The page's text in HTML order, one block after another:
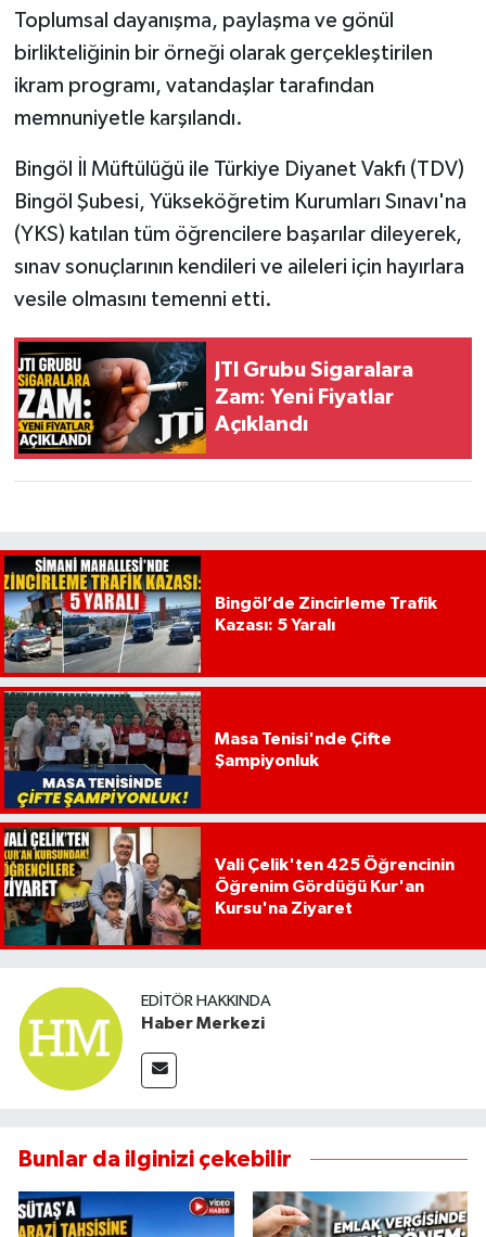
Toplumsal dayanışma, paylaşma ve gönül
birlikteliğinin bir örneği olarak gerçekleştirilen
ikram programı, vatandaşlar tarafından
memnuniyetle karşılandı.
Bingöl İl Müftülüğü ile Türkiye Diyanet Vakfı (TDV)
Bingöl Şubesi, Yükseköğretim Kurumları Sınavı'na
(YKS) katılan tüm öğrencilere başarılar dileyerek,
sınav sonuçlarının kendileri ve aileleri için hayırlara
vesile olmasını temenni etti.
JTI Grubu Sigaralara
Zam: Yeni Fiyatlar
Açıklandı
Bingöl’de Zincirleme Trafik
Kazası: 5 Yaralı
Masa Tenisi'nde Çifte
Şampiyonluk
Vali Çelik'ten 425 Öğrencinin
Öğrenim Gördüğü Kur'an
Kursu'na Ziyaret
EDITÖR HAKKINDA
Haber Merkezi
Bunlar da ilginizi çekebilir